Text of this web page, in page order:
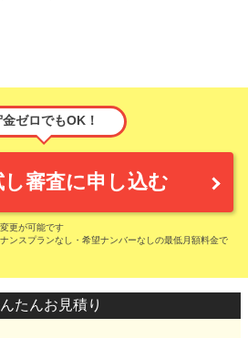
金ゼロでもOK！
し審査に申し込む
更が可能です
ンスプランなし・希望ナンバーなしの最低月額料金で
たんお見積り